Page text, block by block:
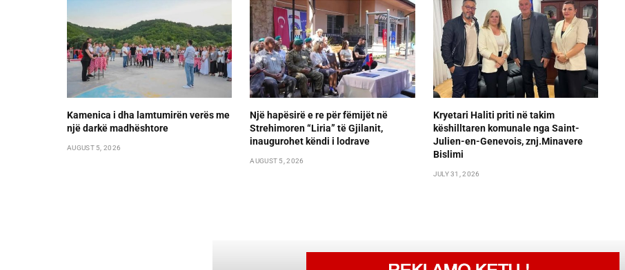
Kamenica i dha lamtumirën verës me
një darkë madhështore
AUGUST 5, 2026
Një hapësirë e re për fëmijët në
Strehimoren “Liria” të Gjilanit,
inaugurohet këndi i lodrave
AUGUST 5, 2026
Kryetari Haliti priti në takim
këshilltaren komunale nga Saint-
Julien-en-Genevois, znj.Minavere
Bislimi
JULY 31, 2026